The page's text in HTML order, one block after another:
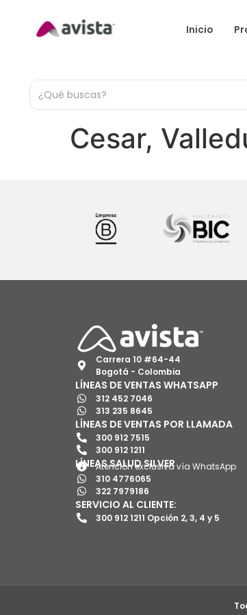
Inicio
Cesar,
Carrera 10 #64-44
Bogotá - Colombia
LÍNEAS DE VENTAS WHATSAPP
312 452 7046
313 235 8645
LÍNEAS DE VENTAS POR LLAMADA
300 912 7515
300 912 1211
LÍNEAS SALUD SILVER
Atención exclusiva vía WhatsApp
310 4776065
322 7979186
SERVICIO AL CLIENTE:
300 912 1211 Opción 2, 3, 4 y 5